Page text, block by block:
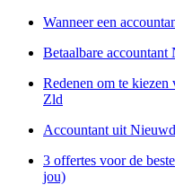
Wanneer een
Betaalbare
Redenen om te
Zld
Accountant uit
3 offertes voor de
jou)